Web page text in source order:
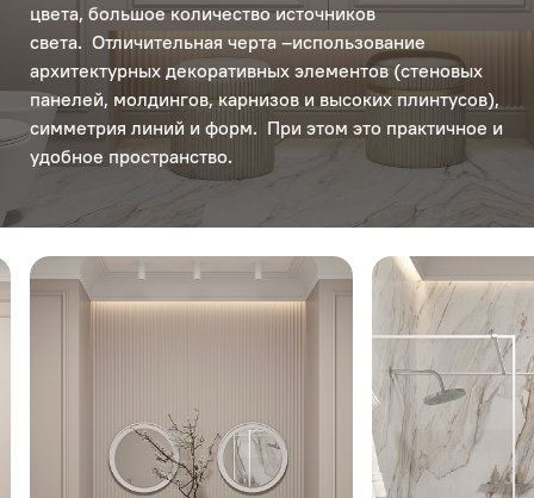
цвета, большое количество источников
света. Отличительная черта –использование
архитектурных декоративных элементов (стеновых
панелей, молдингов, карнизов и высоких плинтусов),
симметрия линий и форм. При этом это практичное и
удобное пространство.